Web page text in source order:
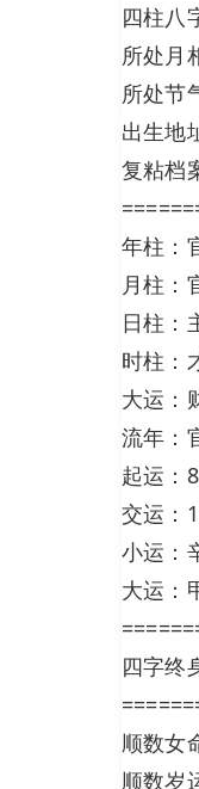
四柱八
所处月
所处节
出生地
复粘档
年柱：
月柱：
日柱：
时柱：
大运：
流年：
起运：
交运：
小运：
大运：
四字终
顺数女
顺数岁